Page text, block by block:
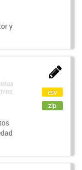
y
csv
zip